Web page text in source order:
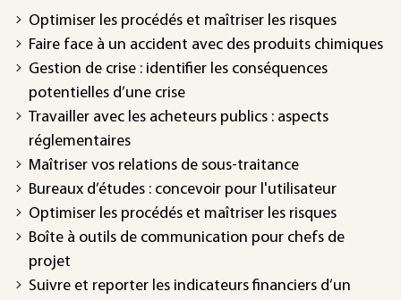
Optimiser les procédés et maîtriser les risques
Faire face à un accident avec des produits chimiques
Gestion de crise : identifier les conséquences
potentielles d’une crise
Travailler avec les acheteurs publics : aspects
réglementaires
Maîtriser vos relations de sous-traitance
Bureaux d’études : concevoir pour l'utilisateur
Optimiser les procédés et maîtriser les risques
Boîte à outils de communication pour chefs de
projet
Suivre et reporter les indicateurs financiers d’un